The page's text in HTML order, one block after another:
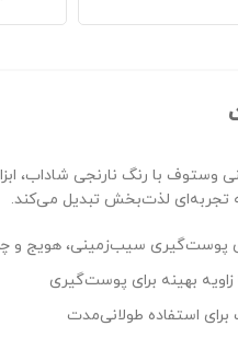
وستوف با رنگ نارنجی شاداب،
تجربه‌ای لذت‌بخش تبدیل می‌کند.
پوست‌گیری سیب‌زمینی، هویج و
زاویه بهینه برای پوست‌گیری
استفاده طولانی‌مدت